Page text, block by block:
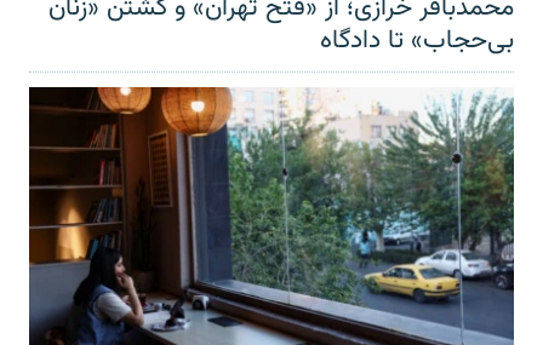
محمدباقر خرازی؛ از «فتح تهران» و کشتن «زنان
بی‌حجاب» تا دادگاه